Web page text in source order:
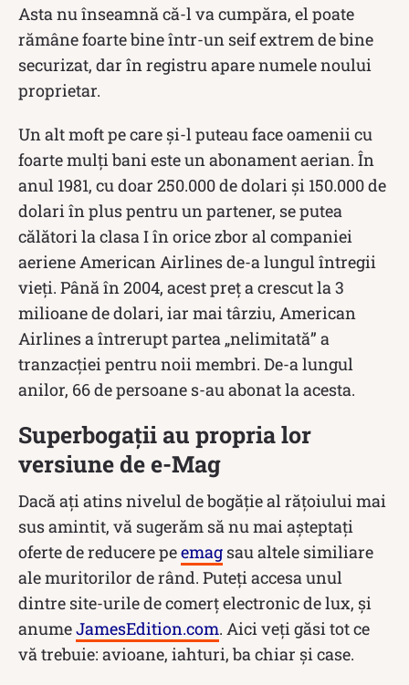
Asta nu înseamnă că-l va cumpăra, el poate
rămâne foarte bine într-un seif extrem de bine
securizat, dar în registru apare numele noului
proprietar.
Un alt moft pe care și-l puteau face oamenii cu
foarte mulți bani este un abonament aerian. În
anul 1981, cu doar 250.000 de dolari și 150.000 de
dolari în plus pentru un partener, se putea
călători la clasa I în orice zbor al companiei
aeriene American Airlines de-a lungul întregii
vieți. Până în 2004, acest preț a crescut la 3
milioane de dolari, iar mai târziu, American
Airlines a întrerupt partea „nelimitată” a
tranzacției pentru noii membri. De-a lungul
anilor, 66 de persoane s-au abonat la acesta.
Superbogații au propria lor
versiune de e-Mag
Dacă ați atins nivelul de bogăție al rățoiului mai
sus amintit, vă sugerăm să nu mai așteptați
oferte de reducere peemag sau altele similiare
ale muritorilor de rând. Puteți accesa unul
dintre site-urile de comerț electronic de lux, și
anumeJamesEdition.com. Aici veți găsi tot ce
vă trebuie: avioane, iahturi, ba chiar și case.